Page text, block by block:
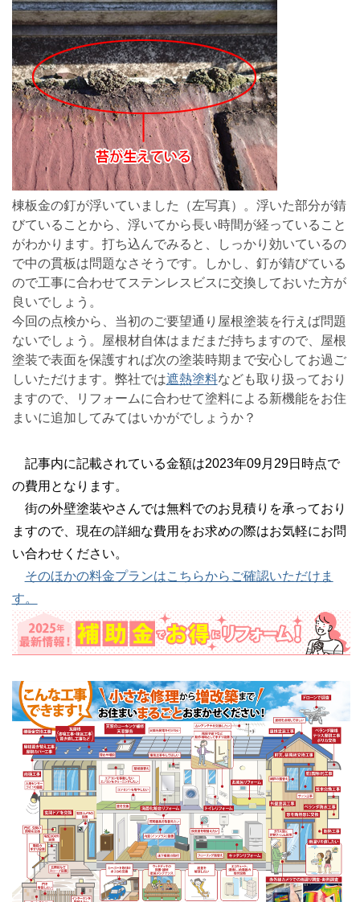
棟板金の釘が浮いていました（左写真）。浮いた部分が錆
びていることから、浮いてから長い時間が経っていること
がわかります。打ち込んでみると、しっかり効いているの
で中の貫板は問題なさそうです。しかし、釘が錆びている
ので工事に合わせてステンレスビスに交換しておいた方が
良いでしょう。
今回の点検から、当初のご要望通り屋根塗装を行えば問題
ないでしょう。屋根材自体はまだまだ持ちますので、屋根
塗装で表面を保護すれば次の塗装時期まで安心してお過ご
しいただけます。弊社では遮熱塗料なども取り扱っており
ますので、リフォームに合わせて塗料による新機能をお住
まいに追加してみてはいかがでしょうか？
記事内に記載されている金額は2023年09月29日時点で
の費用となります。
街の外壁塗装やさんでは無料でのお見積りを承っており
ますので、現在の詳細な費用をお求めの際はお気軽にお問
い合わせください。
そのほかの料金プランはこちらからご確認いただけま
す。